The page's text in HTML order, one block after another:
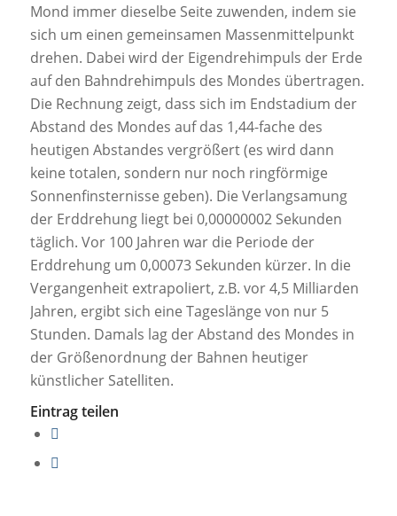
Mond immer dieselbe Seite zuwenden, indem sie
sich um einen gemeinsamen Massenmittelpunkt
drehen. Dabei wird der Eigendrehimpuls der Erde
auf den Bahndrehimpuls des Mondes übertragen.
Die Rechnung zeigt, dass sich im Endstadium der
Abstand des Mondes auf das 1,44-fache des
heutigen Abstandes vergrößert (es wird dann
keine totalen, sondern nur noch ringförmige
Sonnenfinsternisse geben). Die Verlangsamung
der Erddrehung liegt bei 0,00000002 Sekunden
täglich. Vor 100 Jahren war die Periode der
Erddrehung um 0,00073 Sekunden kürzer. In die
Vergangenheit extrapoliert, z.B. vor 4,5 Milliarden
Jahren, ergibt sich eine Tageslänge von nur 5
Stunden. Damals lag der Abstand des Mondes in
der Größenordnung der Bahnen heutiger
künstlicher Satelliten.
Eintrag teilen